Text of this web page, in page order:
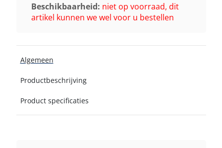
Beschikbaarheid: niet op voorraad, dit
artikel kunnen we wel voor u bestellen
Algemeen
Productbeschrijving
Product specificaties